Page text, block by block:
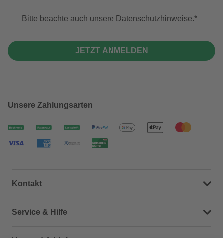
Bitte beachte auch unsere Datenschutzhinweise.
JETZT ANMELDEN
Unsere Zahlungsarten
Kontakt
Dein Kontakt zu uns
Service & Hilfe